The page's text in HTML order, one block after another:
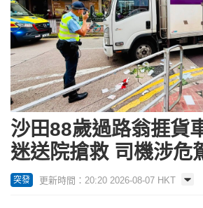
沙田88歲過路翁捱貨
迷送院搶救 司機涉危
突發 更新時間：20:20 2026-08-07 HKT